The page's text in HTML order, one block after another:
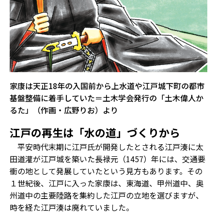
家康は天正18年の入国前から上水道や江戸城下町の都市
基盤整備に着手していた＝土木学会発行の「土木偉人か
るた」（作画・広野りお）より
江戸の再生は「水の道」づくりから
平安時代末期に江戸氏が開発したとされる江戸湊に太
田道灌が江戸城を築いた長禄元（1457）年には、交通要
衝の地として発展していたという見方もあります。その
１世紀後、江戸に入った家康は、東海道、甲州道中、奥
州道中の主要陸路を集約した江戸の立地を選びますが、
時を経た江戸湊は廃れていました。